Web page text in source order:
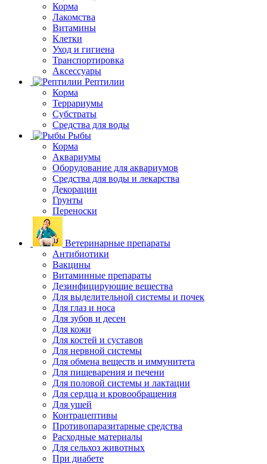
Корма
Лакомства
Витамины
Клетки
Уход и гигиена
Транспортировка
Аксессуары
Рептилии
Корма
Террариумы
Субстраты
Средства для воды
Рыбы
Корма
Аквариумы
Оборудование для аквариумов
Средства для воды и лекарства
Декорации
Грунты
Переноски
Ветеринарные препараты
Антибиотики
Вакцины
Витаминные препараты
Дезинфицирующие вещества
Для выделительной системы и почек
Для глаз и носа
Для зубов и десен
Для кожи
Для костей и суставов
Для нервной системы
Для обмена веществ и иммунитета
Для пищеварения и печени
Для половой системы и лактации
Для сердца и кровообращения
Для ушей
Контрацептивы
Противопаразитарные средства
Расходные материалы
Для сельхоз животных
При диабете